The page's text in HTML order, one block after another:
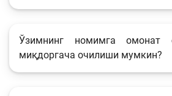
Ўзимнинг номимга омонат
миқдоргача очилиши мумкин?